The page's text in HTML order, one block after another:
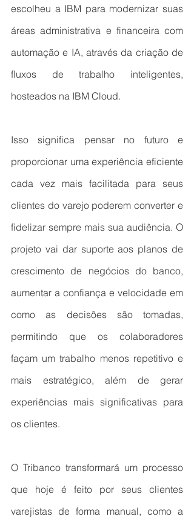
escolheu a IBM para modernizar suas
áreas administrativa e financeira com
automação e IA, através da criação de
fluxos de trabalho inteligentes,
hosteados na IBM Cloud.
Isso significa pensar no futuro e
proporcionar uma experiência eficiente
cada vez mais facilitada para seus
clientes do varejo poderem converter e
fidelizar sempre mais sua audiência. O
projeto vai dar suporte aos planos de
crescimento de negócios do banco,
aumentar a confiança e velocidade em
como as decisões são tomadas,
permitindo que os colaboradores
façam um trabalho menos repetitivo e
mais estratégico, além de gerar
experiências mais significativas para
os clientes.
O Tribanco transformará um processo
que hoje é feito por seus clientes
varejistas de forma manual, como a